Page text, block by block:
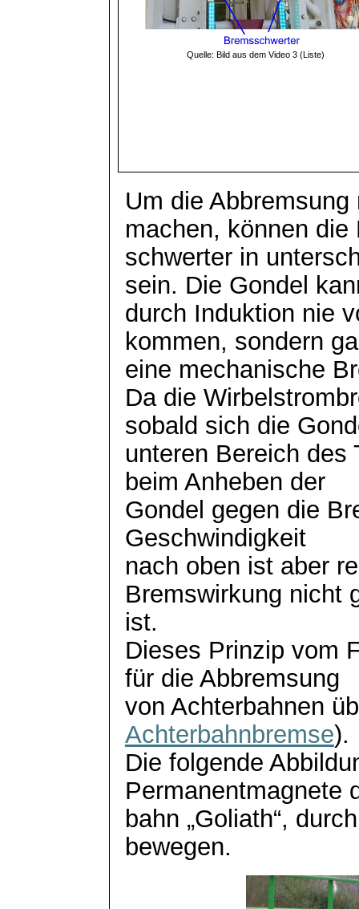
Quelle: Bild aus dem Video 3 (Liste)
Um die
machen, können die
schwerterin
sein. Die Gondel
durch Induktion nie
kommen, sondern
eine mechanische
Da die
sobald sich die
unteren Bereich des
beim Anheben der
Gondel gegen die
Geschwindigkeit
nach oben ist aber
Bremswirkung nicht
ist.
Dieses Prinzip vom
für die Abbremsung
von Achterbahnen
Achterbahnbremse).
Die folgende
Permanentmagnete
bahn „Goliath“,
bewegen.